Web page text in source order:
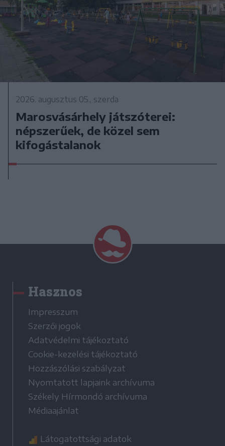
2026. augusztus 05., szerda
Marosvásárhely játszóterei:
népszerűek, de közel sem
kifogástalanok
Hasznos
Impresszum
Szerzői jogok
Adatvédelmi tájékoztató
Cookie-kezelési tájékoztató
Hozzászólási szabályzat
Nyomtatott lapjaink archívuma
Székely Hírmondó archívuma
Médiaajánlat
Látogatottsági adatok